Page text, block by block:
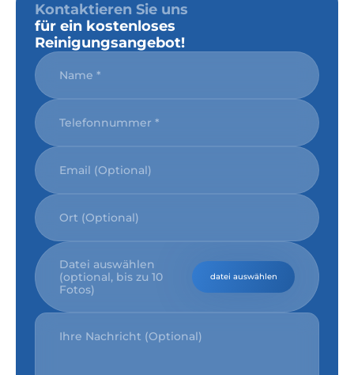
Kontaktieren Sie uns
für ein kostenloses
Reinigungsangebot!
Datei auswählen
(optional, bis zu 10
Fotos)
datei auswählen